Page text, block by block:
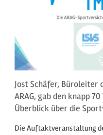
Jost Schäfer, Büroleiter
ARAG, gab den knapp
Überblick über die
Die Auftaktveranstaltung